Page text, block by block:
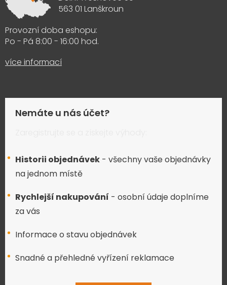
563 01 Lanškroun
Provozní doba eshopu:
Po - Pá 8:00 - 16:00 hod.
více informací
Nemáte u nás účet?
Historii objednávek - všechny vaše objednávky
na jednom místě
Rychlejší nakupování - osobní údaje doplníme
za vás
Informace o stavu objednávek
Snadné a přehledné vyřízení reklamace